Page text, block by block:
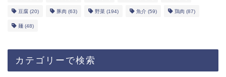
豆腐 (20) 豚肉 (63) 野菜 (194) 魚介 (59) 鶏肉 (87)
麺 (48)
カテゴリーで検索